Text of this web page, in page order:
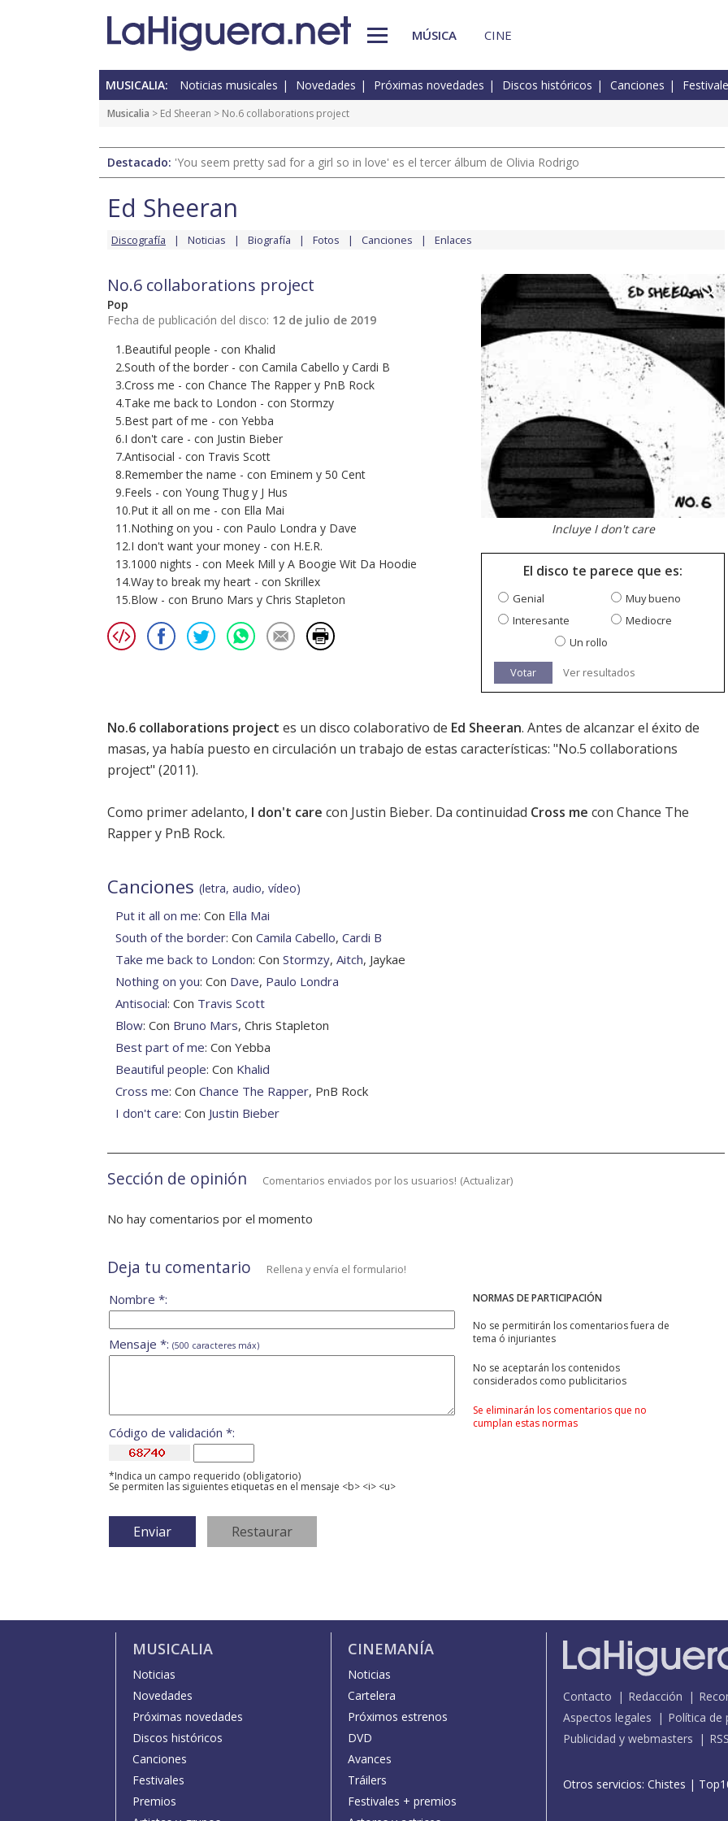
MÚSICA CINE
MUSICALIA: Noticias musicales Novedades Próximas novedades Discos históricos Canciones
Musicalia > Ed Sheeran > No.6 collaborations project
Destacado: 'You seem pretty sad for a girl so in love' es el tercer álbum de Olivia Rodrigo
Ed Sheeran
Discografía Noticias Biografía Fotos Canciones Enlaces
No.6 collaborations project
Pop
Fecha de publicación del disco: 12 de julio de 2019
1.Beautiful people - con Khalid
2.South of the border - con Camila Cabello y Cardi B
3.Cross me - con Chance The Rapper y PnB Rock
4.Take me back to London - con Stormzy
5.Best part of me - con Yebba
6.I don't care - con Justin Bieber
7.Antisocial - con Travis Scott
8.Remember the name - con Eminem y 50 Cent
9.Feels - con Young Thug y J Hus
10.Put it all on me - con Ella Mai
11.Nothing on you - con Paulo Londra y Dave
12.I don't want your money - con H.E.R.
13.1000 nights - con Meek Mill y A Boogie Wit Da Hoodie
14.Way to break my heart - con Skrillex
15.Blow - con Bruno Mars y Chris Stapleton
Incluye I don't care
El disco te parece que es:
Genial
Muy bueno
Interesante
Mediocre
Un rollo
Votar Ver resultados
No.6 collaborations project es un disco colaborativo de Ed Sheeran. Antes de alcanzar el éxito de
masas, ya había puesto en circulación un trabajo de estas características: "No.5 collaborations
project" (2011).
Como primer adelanto, I don't care con Justin Bieber. Da continuidad Cross me con Chance The
Rapper y PnB Rock.
Canciones (letra, audio, vídeo)
Put it all on me: Con Ella Mai
South of the border: Con Camila Cabello, Cardi B
Take me back to London: Con Stormzy, Aitch, Jaykae
Nothing on you: Con Dave, Paulo Londra
Antisocial: Con Travis Scott
Blow: Con Bruno Mars, Chris Stapleton
Best part of me: Con Yebba
Beautiful people: Con Khalid
Cross me: Con Chance The Rapper, PnB Rock
I don't care: Con Justin Bieber
Sección de opinión Comentarios enviados por los usuarios! (Actualizar)
No hay comentarios por el momento
Deja tu comentario Rellena y envía el formulario!
NORMAS DE PARTICIPACIÓN
No se permitirán los comentarios fuera de
tema ó injuriantes
No se aceptarán los contenidos
considerados como publicitarios
Se eliminarán los comentarios que no
cumplan estas normas
Nombre *:
Mensaje *: (500 caracteres máx)
Código de validación *:
*Indica un campo requerido (obligatorio)
Se permiten las siguientes etiquetas en el mensaje <b> <i> <u>
MUSICALIA
Noticias
Novedades
Próximas novedades
Discos históricos
Canciones
Festivales
Premios
CINEMANÍA
Noticias
Cartelera
Próximos estrenos
DVD
Avances
Tráilers
Festivales + premios
Contacto Redacción
Aspectos legales
Política de
Publicidad y webmasters
RSS
Otros servicios: Chistes |